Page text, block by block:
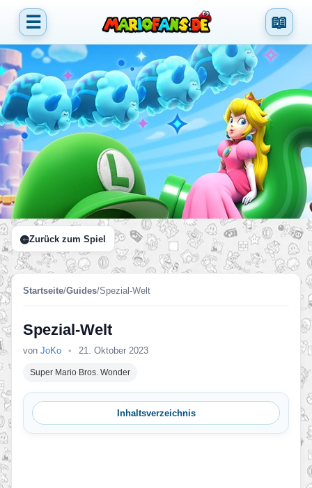
☰ 📖
Zurück zum Spiel
Startseite/Guides/Spezial-Welt
Spezial-Welt
von JoKo • 21. Oktober 2023
Super Mario Bros. Wonder
Inhaltsverzeichnis